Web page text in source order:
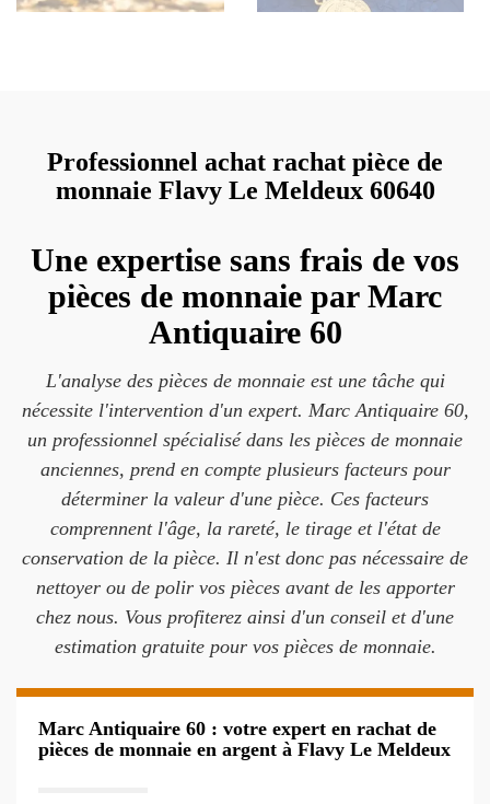
Professionnel achat rachat pièce de
monnaie Flavy Le Meldeux 60640
Une expertise sans frais de vos
pièces de monnaie par Marc
Antiquaire 60
L'analyse des pièces de monnaie est une tâche qui
nécessite l'intervention d'un expert. Marc Antiquaire 60,
un professionnel spécialisé dans les pièces de monnaie
anciennes, prend en compte plusieurs facteurs pour
déterminer la valeur d'une pièce. Ces facteurs
comprennent l'âge, la rareté, le tirage et l'état de
conservation de la pièce. Il n'est donc pas nécessaire de
nettoyer ou de polir vos pièces avant de les apporter
chez nous. Vous profiterez ainsi d'un conseil et d'une
estimation gratuite pour vos pièces de monnaie.
Marc Antiquaire 60 : votre expert en rachat de
pièces de monnaie en argent à Flavy Le Meldeux